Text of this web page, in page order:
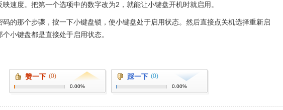
速度。把第一个选项中的数字改为2，就能让小键盘开机时就启用。
码的那个步骤，按一下小键盘锁，使小键盘处于启用状态。然后直接点关机选择重新启
小键盘都是直接处于启用状态。
赞一下 (0)
0.00%
踩一下 (0)
0.00%